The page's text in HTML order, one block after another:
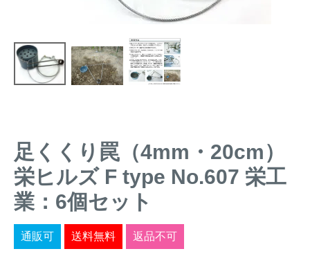
足くくり罠（4mm・20cm）
栄ヒルズ F type No.607 栄工
業：6個セット
通販可 送料無料 返品不可
（セン
屋外防犯・監視カメ
ラ（SDカード録画）
ICT・IoT機器
ュ柵等）
箱わな
（イノシシ・シ
カ・サル等）
防獣・防鳥ネット
くくり罠
シカ等）
漁網
対象動物から選ぶ